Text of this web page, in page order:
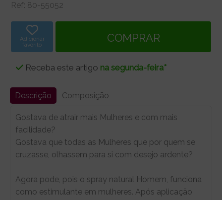
Ref: 80-55052
Adicionar
favorito
Receba este artigo na segunda-feira*
Descrição Composição
Gostava de atrair mais Mulheres e com mais
facilidade?
Gostava que todas as Mulheres que por quem se
cruzasse, olhassem para si com desejo ardente?
Agora pode, pois o spray natural Homem, funciona
como estimulante em mulheres. Após aplicação